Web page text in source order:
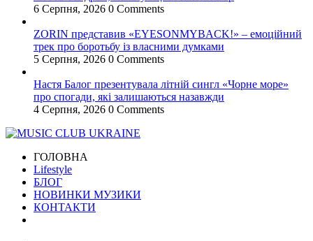
6 Серпня, 2026 0 Comments
ZORIN представив «EYESONMYBACK!» – емоційний
трек про боротьбу із власними думками
5 Серпня, 2026 0 Comments
Настя Балог презентувала літній сингл «Чорне море»
про спогади, які залишаються назавжди
4 Серпня, 2026 0 Comments
ГОЛОВНА
Lifestyle
БЛОГ
НОВИНКИ МУЗИКИ
КОНТАКТИ